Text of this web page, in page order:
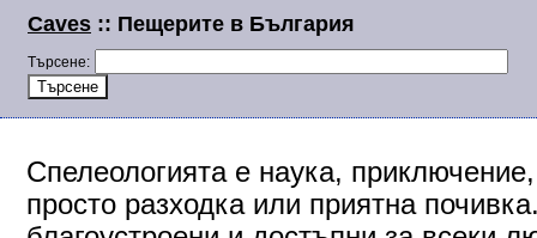
Caves :: Пещерите в България
Търсене:
Спелеологията е наука,
просто разходка или приятна